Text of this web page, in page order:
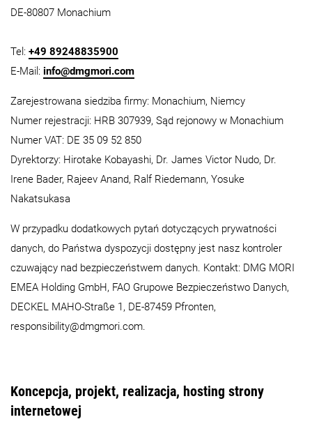
DE-80807 Monachium
Tel: +49 89248835900
E-Mail: info@dmgmori.com
Zarejestrowana siedziba firmy: Monachium, Niemcy
Numer rejestracji: HRB 307939, Sąd rejonowy w Monachium
Numer VAT: DE 35 09 52 850
Dyrektorzy: Hirotake Kobayashi, Dr. James Victor Nudo, Dr.
Irene Bader, Rajeev Anand, Ralf Riedemann, Yosuke
Nakatsukasa
W przypadku dodatkowych pytań dotyczących prywatności
danych, do Państwa dyspozycji dostępny jest nasz kontroler
czuwający nad bezpieczeństwem danych. Kontakt: DMG MORI
EMEA Holding GmbH, FAO Grupowe Bezpieczeństwo Danych,
DECKEL MAHO-Straße 1, DE-87459 Pfronten,
responsibility@dmgmori.com.
Koncepcja, projekt, realizacja, hosting strony
internetowej